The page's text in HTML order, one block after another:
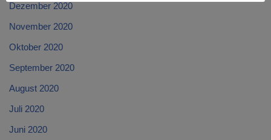
Dezember 2020
November 2020
Oktober 2020
September 2020
August 2020
Juli 2020
Juni 2020